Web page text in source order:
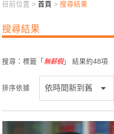
新聞觀點 業務交流
退休先準備 好險學堂
目前位置 >首頁 >搜尋結果
搜尋結果
搜尋：標籤「 無薪假」 結果約48項
排序依據